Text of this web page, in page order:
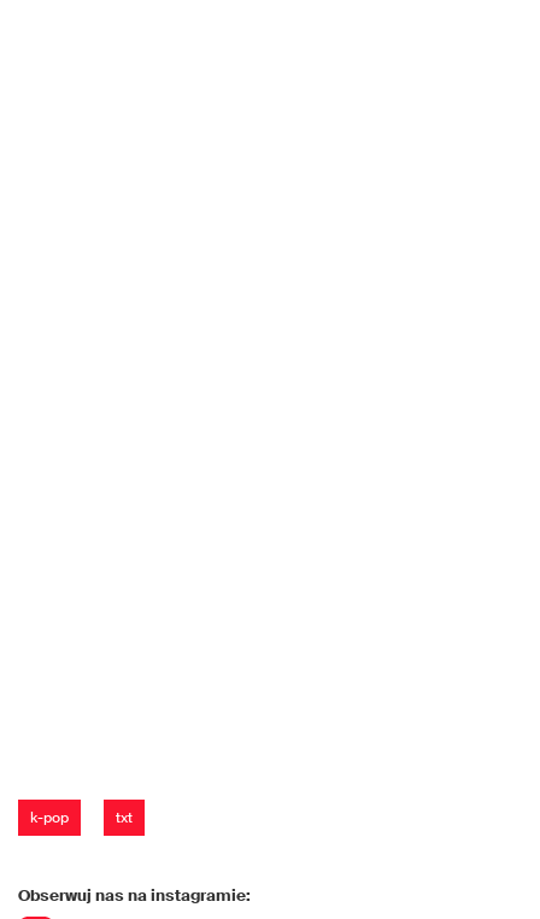
k-pop txt
Obserwuj nas na instagramie: